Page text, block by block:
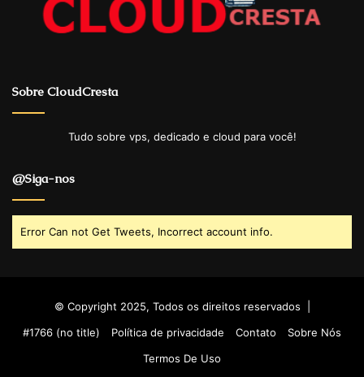
Sobre CloudCresta
Tudo sobre vps, dedicado e cloud para você!
@Siga-nos
Error Can not Get Tweets, Incorrect account info.
© Copyright 2025, Todos os direitos reservados |
#1766 (no title)
Política de privacidade Contato
Sobre Nós
Termos De Uso